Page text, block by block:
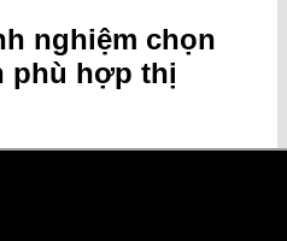
nghiệm chọn
phù hợp thị